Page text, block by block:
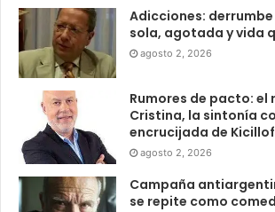
Adicciones:
sola, agotada y vida
agosto 2, 2026
Rumores de pacto: el
Cristina, la sintonía
encrucijada de Kicillof
agosto 2, 2026
Campaña
se repite como